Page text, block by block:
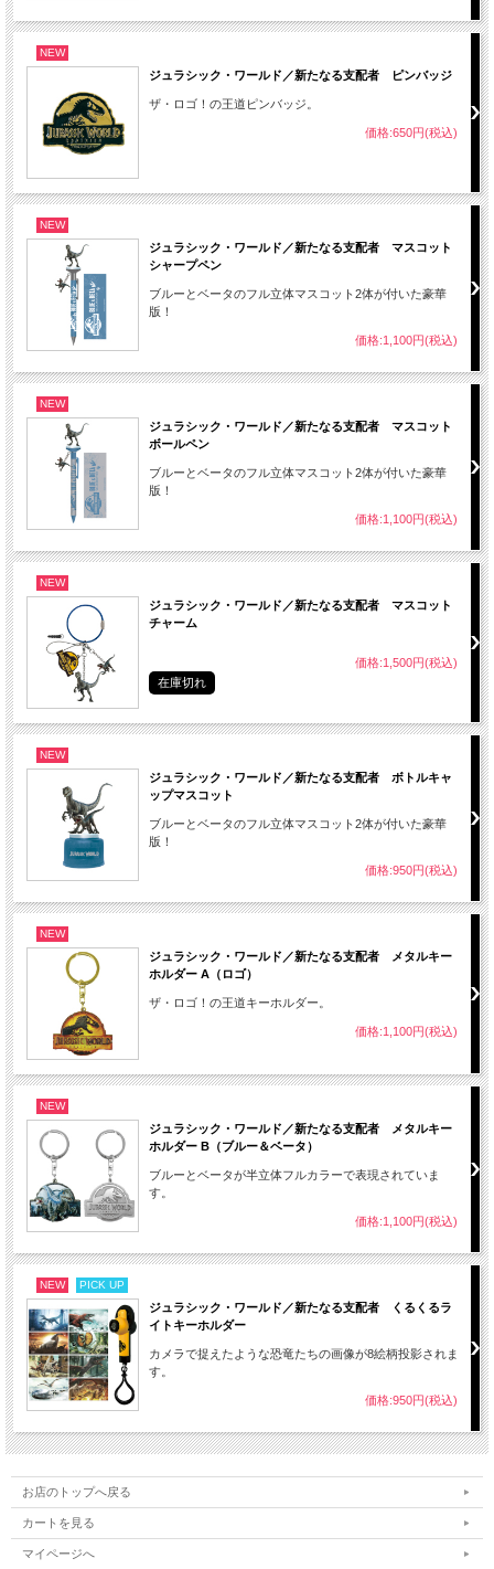
NEW
ジュラシック・ワールド／新たなる支配者 ピンバッジ
ザ・ロゴ！の王道ピンバッジ。
価格:650円(税込)
NEW
ジュラシック・ワールド／新たなる支配者 マスコット
シャープペン
ブルーとベータのフル立体マスコット2体が付いた豪華
版！
価格:1,100円(税込)
NEW
ジュラシック・ワールド／新たなる支配者 マスコット
ボールペン
ブルーとベータのフル立体マスコット2体が付いた豪華
版！
価格:1,100円(税込)
NEW
ジュラシック・ワールド／新たなる支配者 マスコット
チャーム
価格:1,500円(税込)
在庫切れ
NEW
ジュラシック・ワールド／新たなる支配者 ボトルキャ
ップマスコット
ブルーとベータのフル立体マスコット2体が付いた豪華
版！
価格:950円(税込)
NEW
ジュラシック・ワールド／新たなる支配者 メタルキー
ホルダー A（ロゴ）
ザ・ロゴ！の王道キーホルダー。
価格:1,100円(税込)
NEW
ジュラシック・ワールド／新たなる支配者 メタルキー
ホルダー B（ブルー＆ベータ）
ブルーとベータが半立体フルカラーで表現されていま
す。
価格:1,100円(税込)
NEW PICK UP
ジュラシック・ワールド／新たなる支配者 くるくるラ
イトキーホルダー
カメラで捉えたような恐竜たちの画像が8絵柄投影されま
す。
価格:950円(税込)
お店のトップへ戻る
カートを見る
マイページへ